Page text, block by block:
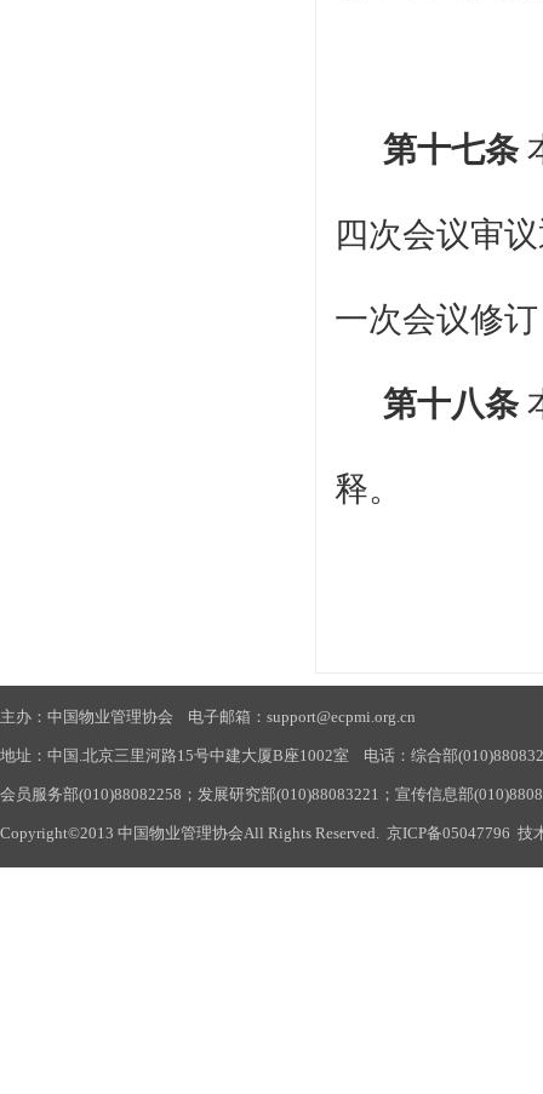
第十七条
四次会议审
一次会议修
第十八条
释。
主办：中国物业管理协会 电子邮箱：support@ecpmi.org.cn
地址：中国.北京三里河路15号中建大厦B座1002室 电话：综合部
会员服务部(010)88082258；发展研究部(010)88083221；宣传信息部
Copyright©2013 中国物业管理协会All Rights Reserved. 京ICP备05047796 技